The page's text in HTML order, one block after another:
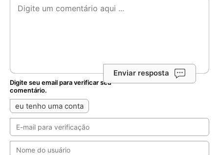
Enviar resposta
Digite seu email para verificar seu
comentário.
eu tenho uma conta